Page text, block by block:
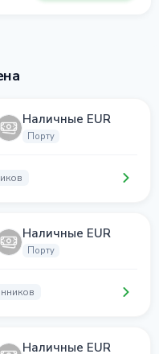
Наличные EUR
Порту
Наличные EUR
Порту
Наличные EUR